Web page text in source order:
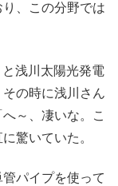
、この分野では
浅川太陽光発電
の時に浅川さん
～、凄いな。こ
驚いていた。
パイプを使って